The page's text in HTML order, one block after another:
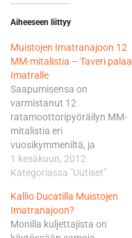
Aiheeseen liittyy
Muistojen Imatranajoon 12
MM-mitalistia – Taveri palaa
Imatralle
Saapumisensa on
varmistanut 12
ratamoottoripyöräilyn MM-
mitalistia eri
vuosikymmeniltä, ja
lisäneuvotteluja käydään
yhä. Tapahtuman vanhin
MM-uransa aloittanut
kolminkertainen
maailmanmestari Luigi
1 kesäkuun, 2012
Kategoriassa "Uutiset"
Kallio Ducatilla Muistojen
Imatranajoon?
Monilla kuljettajista on